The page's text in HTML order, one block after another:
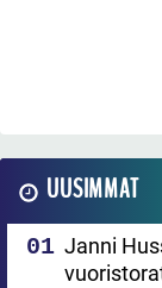
UUSIMMAT
Janni